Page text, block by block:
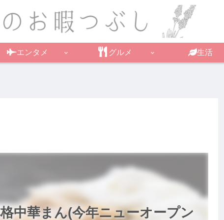
エンタメ グルメ 生活
中華まん(今年ニューオープン